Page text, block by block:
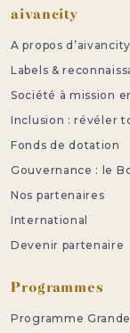
Pied de page
aivancity
A propos d’aivancity
Labels &
Société à mission
Inclusion : révéler
Fonds de dotation
Gouvernance : le
Nos partenaires
International
Devenir partenaire
Programmes
Programme